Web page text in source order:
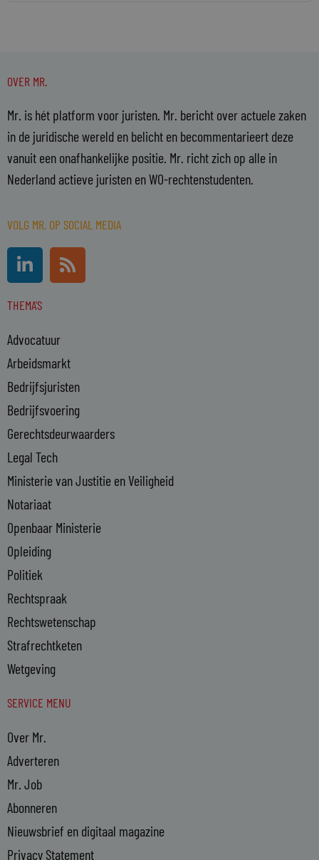
OVER MR.
Mr. is hét platform voor juristen. Mr. bericht over actuele zaken
in de juridische wereld en belicht en becommentarieert deze
vanuit een onafhankelijke positie. Mr. richt zich op alle in
Nederland actieve juristen en WO-rechtenstudenten.
VOLG MR. OP SOCIAL MEDIA
L
i
n
k
d
i
n
-
i
n
R
s
s
THEMA'S
Advocatuur
Arbeidsmarkt
Bedrijfsjuristen
Bedrijfsvoering
Gerechtsdeurwaarders
Legal Tech
Ministerie van Justitie en Veiligheid
Notariaat
Openbaar Ministerie
Opleiding
Politiek
Rechtspraak
Rechtswetenschap
Strafrechtketen
Wetgeving
SERVICE MENU
Over Mr.
Adverteren
Mr. Job
Abonneren
Nieuwsbrief en digitaal magazine
Privacy Statement